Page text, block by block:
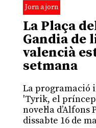
Jorn a jorn
La Plaça
Gandia de
valencià
setmana
La programació
'Tyrik, el príncep
novel·la d’Alfons
dissabte 16 de